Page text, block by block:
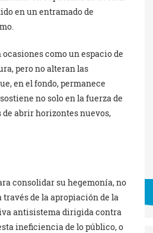
en un entramado de
como un espacio de
pero no alteran las
en el fondo, permanece
no solo en la fuerza de
abrir horizontes nuevos,
consolidar su hegemonía, no
de la apropiación de la
antisistema dirigida contra
ineficiencia de lo público, o